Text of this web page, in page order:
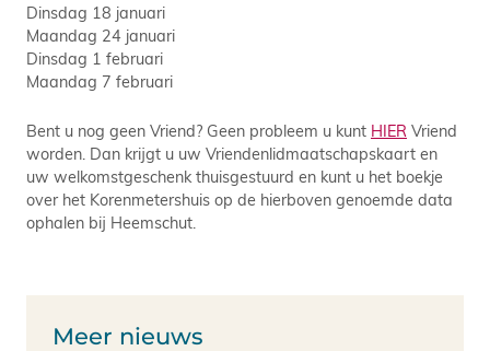
Dinsdag 18 januari
Maandag 24 januari
Dinsdag 1 februari
Maandag 7 februari
Bent u nog geen Vriend? Geen probleem u kunt HIER Vriend
worden. Dan krijgt u uw Vriendenlidmaatschapskaart en
uw welkomstgeschenk thuisgestuurd en kunt u het boekje
over het Korenmetershuis op de hierboven genoemde data
ophalen bij Heemschut.
Meer nieuws